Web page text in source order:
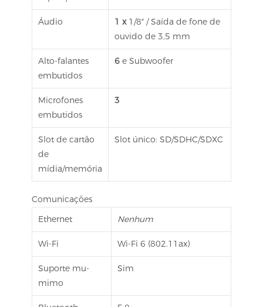
Áudio 1 x 1/8″ / Saída de fone de
ouvido de 3,5 mm
Alto-falantes
embutidos
6 e Subwoofer
Microfones
embutidos
3
Slot de cartão
de
mídia/memória
Slot único: SD/SDHC/SDXC
Comunicações
Ethernet
Nenhum
Wi-Fi Wi-Fi 6 (802.11ax)
Suporte mu-
mimo
Sim